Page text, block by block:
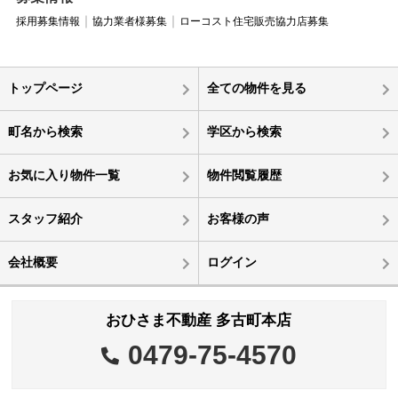
採用募集情報 協力業者様募集 ローコスト住宅販売協力店募集
トップページ 全ての物件を見る
町名から検索 学区から検索
お気に入り物件一覧 物件閲覧履歴
スタッフ紹介 お客様の声
会社概要 ログイン
おひさま不動産 多古町本店
0479-75-4570